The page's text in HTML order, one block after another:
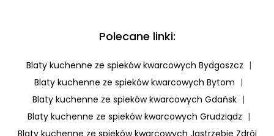
Polecane linki:
Blaty kuchenne ze spieków kwarcowych Bydgoszcz |
Blaty kuchenne ze spieków kwarcowych Bytom |
Blaty kuchenne ze spieków kwarcowych Gdańsk |
Blaty kuchenne ze spieków kwarcowych Grudziądz |